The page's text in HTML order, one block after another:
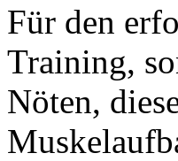
Für den
Training,
Nöten,